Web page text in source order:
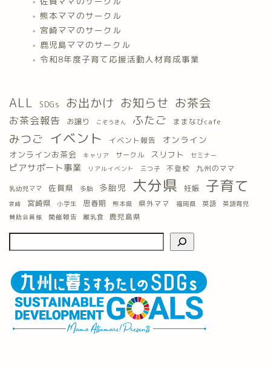
熊本ママのサークル
宮崎ママのサークル
鹿児島ママのサークル
令和8年度子育て応援活動人材育成事業
ALL SDGs お出かけ お知らせ お茶会
お茶会報告 お譲り こぞうきん ふたご ままなびcafe
みつご イベント イベント報告 オンライン
オンラインお茶会 キャリア サークル スリフト セミナー
ピアサポート事業 リアルイベント 三つ子 不登校 九州のママ
乳幼児ママ 佐賀県 多胎 多胎児 大分県 妊娠 子育て
宮崎 宮崎県 小学生 思春期 熊本県 県外ママ 福岡県 英語 英語育児
賛助会員様 開催報告 離乳食 鹿児島県